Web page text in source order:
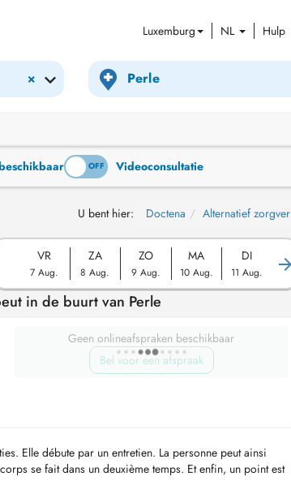
Luxemburg NL Hulp
×
ON OFF Videoconsultatie
U bent hier: Doctena Alternatief
VR
7 Aug.
ZA
8 Aug.
ZO
9 Aug.
MA
10 Aug.
DI
11 Aug.
in de buurt van Perle
Geen onlineafspraken beschikbaar
Bel voor een afspraak
Elle débute par un entretien. La personne peut ainsi
se fait dans un deuxième temps. Et enfin, un point est